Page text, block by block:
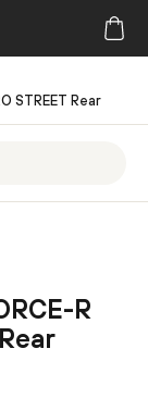
STREET Rear
R